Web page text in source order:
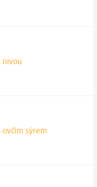
nivou
ovčím sýrem